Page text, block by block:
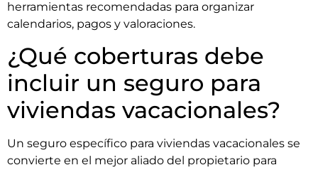
herramientas recomendadas para organizar
calendarios, pagos y valoraciones.
¿Qué coberturas debe
incluir un seguro para
viviendas vacacionales?
Un seguro específico para viviendas vacacionales se
convierte en el mejor aliado del propietario para